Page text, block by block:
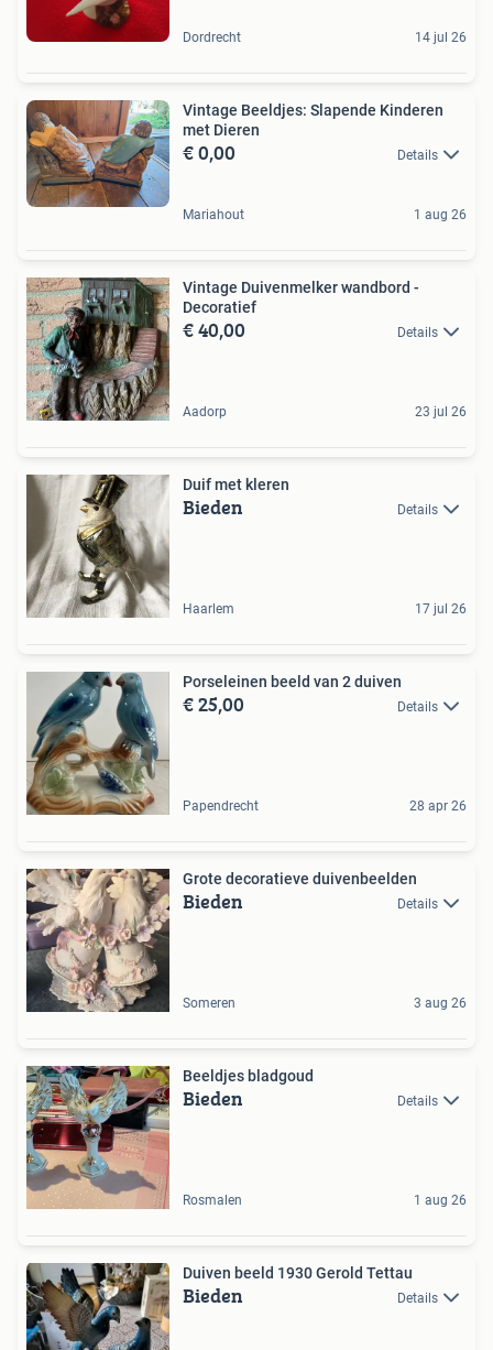
Dordrecht 14 jul 26
Vintage Beeldjes: Slapende Kinderen
met Dieren
€ 0,00 Details
Mariahout 1 aug 26
Vintage Duivenmelker wandbord -
Decoratief
€ 40,00 Details
Aadorp 23 jul 26
Duif met kleren
Bieden Details
Haarlem 17 jul 26
Porseleinen beeld van 2 duiven
€ 25,00 Details
Papendrecht 28 apr 26
Grote decoratieve duivenbeelden
Bieden Details
Someren 3 aug 26
Beeldjes bladgoud
Bieden Details
Rosmalen 1 aug 26
Duiven beeld 1930 Gerold Tettau
Bieden Details